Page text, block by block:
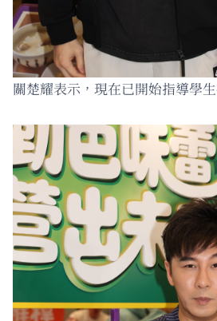
關楚耀表示，現在已開始指導學